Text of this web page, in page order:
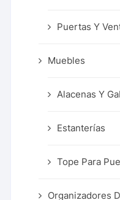
Puertas Y
Muebles
Alacenas Y
Estanterías
Tope Para
Organizadores